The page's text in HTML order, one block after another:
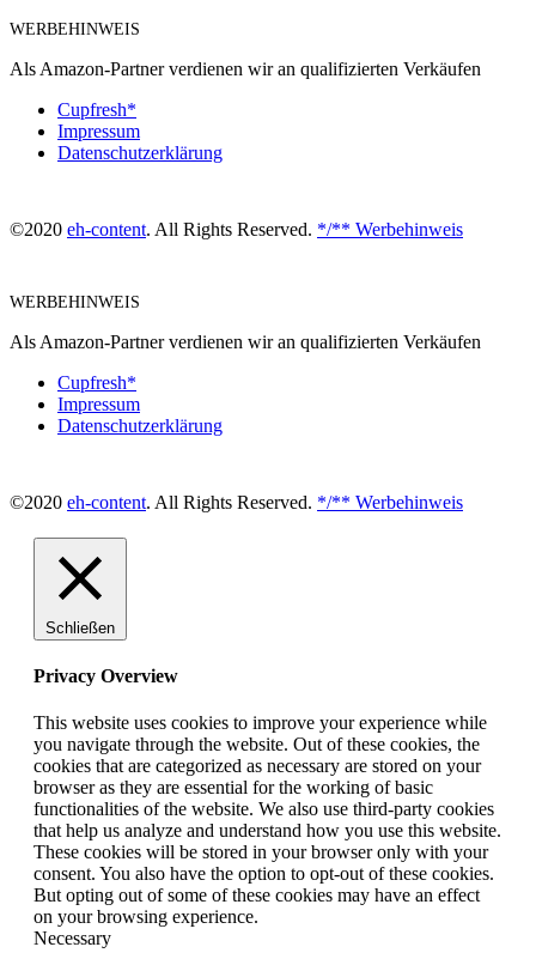
WERBEHINWEIS
Als Amazon-Partner verdienen wir an qualifizierten Verkäufen
Cupfresh*
Impressum
Datenschutzerklärung
©2020 eh-content. All Rights Reserved. */** Werbehinweis
WERBEHINWEIS
Als Amazon-Partner verdienen wir an qualifizierten Verkäufen
Cupfresh*
Impressum
Datenschutzerklärung
©2020 eh-content. All Rights Reserved. */** Werbehinweis
Schließen
Privacy Overview
This website uses cookies to improve your experience while
you navigate through the website. Out of these cookies, the
cookies that are categorized as necessary are stored on your
browser as they are essential for the working of basic
functionalities of the website. We also use third-party cookies
that help us analyze and understand how you use this website.
These cookies will be stored in your browser only with your
consent. You also have the option to opt-out of these cookies.
But opting out of some of these cookies may have an effect
on your browsing experience.
Necessary